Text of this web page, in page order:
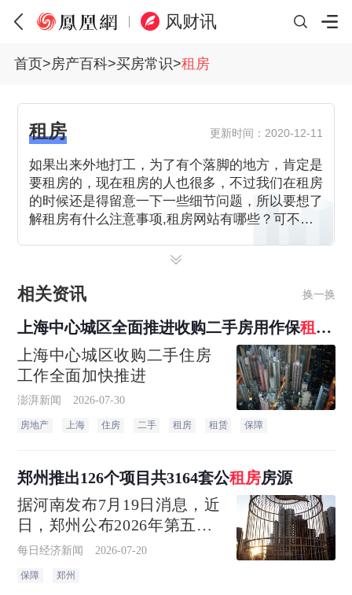
风财讯
首页>房产百科>买房常识>租房
租房 更新时间：2020-12-11
如果出来外地打工，为了有个落脚的地方，肯定是
要租房的，现在租房的人也很多，不过我们在租房
的时候还是得留意一下一些细节问题，所以要想了
解租房有什么注意事项,租房网站有哪些？可不要
相关资讯 换一换
上海中心城区全面推进收购二手房用作保租
房 ，三个试点区已收购551套
上海中心城区收购二手住房
工作全面加快推进
澎湃新闻 2026-07-30
房地产 上海 住房 二手 租房 租赁 保障
郑州推出126个项目共3164套公租房房源
据河南发布7月19日消息，近
日，郑州公布2026年第五批
公租房配租方案，推出126个
项目共3164套房源
每日经济新闻 2026-07-20
保障 郑州